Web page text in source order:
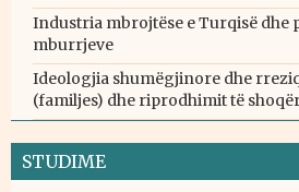
Industria mbrojtëse e Turqisë dhe
mburrjeve
Ideologjia shumëgjinore dhe
(familjes) dhe riprodhimit të
STUDIME